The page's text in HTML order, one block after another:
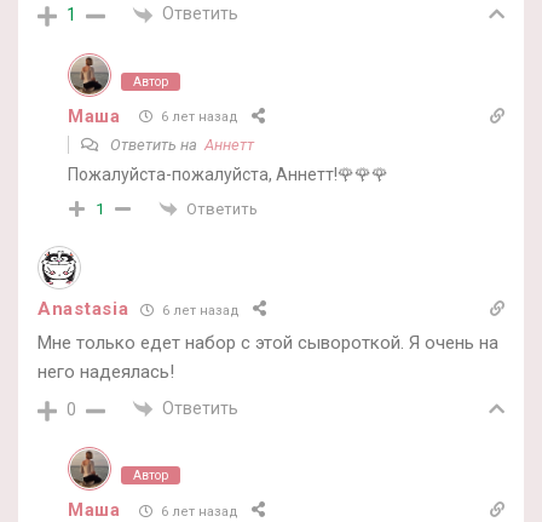
1 Ответить
Автор
Маша 6 лет назад
Ответить на Аннетт
Пожалуйста-пожалуйста, Аннетт!🌹🌹🌹
1 Ответить
Anastasia 6 лет назад
Мне только едет набор с этой сывороткой. Я очень на
него надеялась!
0 Ответить
Автор
Маша 6 лет назад